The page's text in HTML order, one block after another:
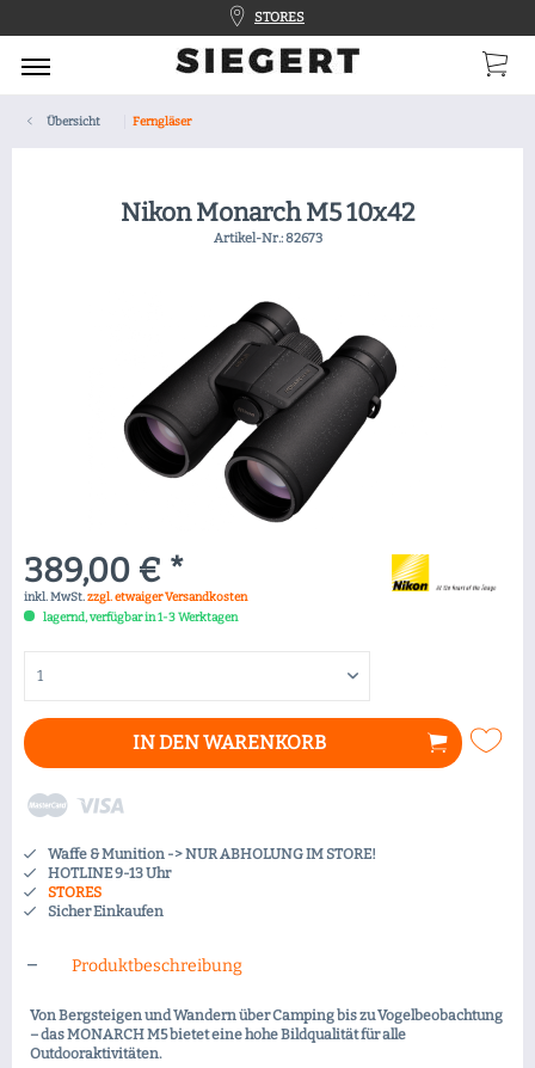
STORES
Übersicht Ferngläser
Nikon Monarch M5 10x42
Artikel-Nr.:82673
389,00 € *
inkl. MwSt.zzgl. etwaiger Versandkosten
lagernd, verfügbar in 1-3 Werktagen
IN DENWARENKORB
Waffe & Munition -> NUR ABHOLUNG IM STORE!
HOTLINE 9-13 Uhr
STORES
Sicher Einkaufen
Produktbeschreibung
Von Bergsteigen und Wandern über Camping bis zu Vogelbeobachtung
– das MONARCH M5 bietet eine hohe Bildqualität für alle
Outdooraktivitäten.